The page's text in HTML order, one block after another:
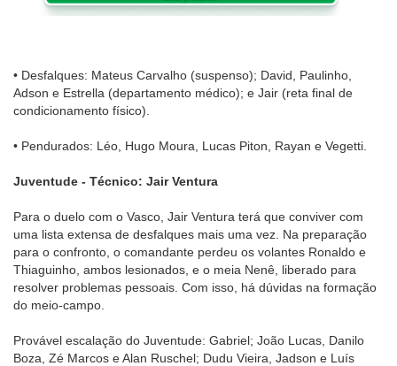
• Desfalques: Mateus Carvalho (suspenso); David, Paulinho,
Adson e Estrella (departamento médico); e Jair (reta final de
condicionamento físico).
• Pendurados: Léo, Hugo Moura, Lucas Piton, Rayan e Vegetti.
Juventude - Técnico: Jair Ventura
Para o duelo com o Vasco, Jair Ventura terá que conviver com
uma lista extensa de desfalques mais uma vez. Na preparação
para o confronto, o comandante perdeu os volantes Ronaldo e
Thiaguinho, ambos lesionados, e o meia Nenê, liberado para
resolver problemas pessoais. Com isso, há dúvidas na formação
do meio-campo.
Provável escalação do Juventude: Gabriel; João Lucas, Danilo
Boza, Zé Marcos e Alan Ruschel; Dudu Vieira, Jadson e Luís